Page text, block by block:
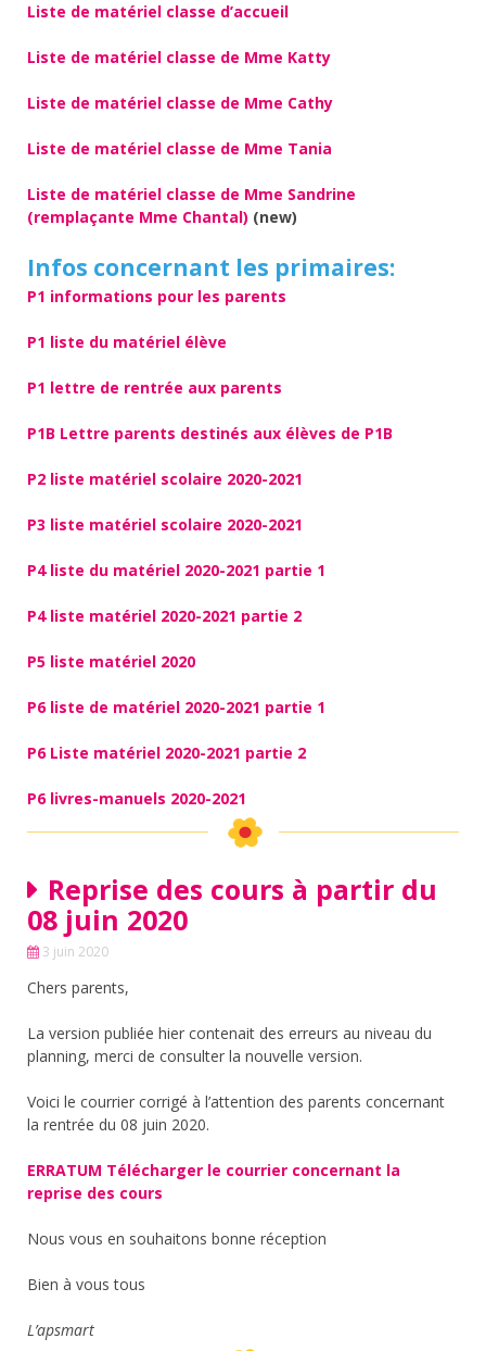
Liste de matériel classe d’accueil
Liste de matériel classe de Mme Katty
Liste de matériel classe de Mme Cathy
Liste de matériel classe de Mme Tania
Liste de matériel classe de Mme Sandrine
(remplaçante Mme Chantal) (new)
Infos concernant les primaires:
P1 informations pour les parents
P1 liste du matériel élève
P1 lettre de rentrée aux parents
P1B Lettre parents destinés aux élèves de P1B
P2 liste matériel scolaire 2020-2021
P3 liste matériel scolaire 2020-2021
P4 liste du matériel 2020-2021 partie 1
P4 liste matériel 2020-2021 partie 2
P5 liste matériel 2020
P6 liste de matériel 2020-2021 partie 1
P6 Liste matériel 2020-2021 partie 2
P6 livres-manuels 2020-2021
Reprise des cours à partir du
08 juin 2020
3 juin 2020
Chers parents,
La version publiée hier contenait des erreurs au niveau du
planning, merci de consulter la nouvelle version.
Voici le courrier corrigé à l’attention des parents concernant
la rentrée du 08 juin 2020.
ERRATUM Télécharger le courrier concernant la
reprise des cours
Nous vous en souhaitons bonne réception
Bien à vous tous
L’apsmart